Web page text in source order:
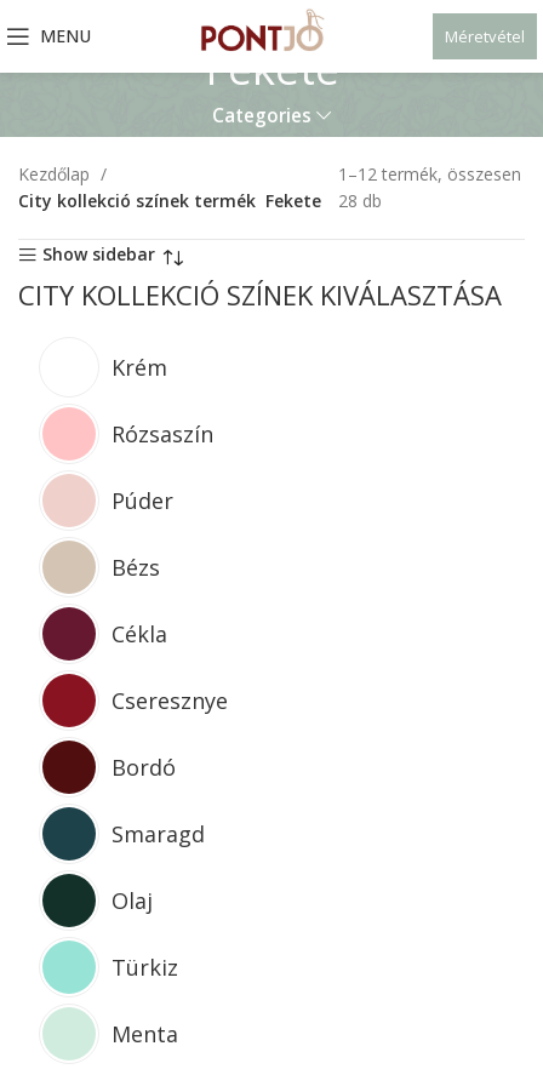
MENU Méretvétel
Fekete
Categories
Kezdőlap
City kollekció színek termék Fekete
1–12 termék, összesen
28 db
Show sidebar
CITY KOLLEKCIÓ SZÍNEK KIVÁLASZTÁSA
Krém
Rózsaszín
Púder
Bézs
Cékla
Cseresznye
Bordó
Smaragd
Olaj
Türkiz
Menta